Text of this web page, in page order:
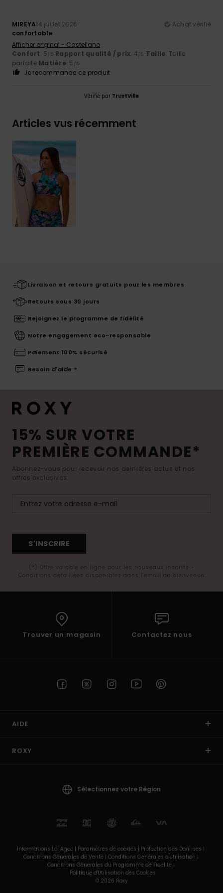
MIREYA14 juillet 2026
Achat vérifié
confortable
Afficher original - Castellano
Confort: 5/5 Rapport qualité / prix: 4/5 Taille: Taille
parfaite Matière: 5 /5
Je recommande ce produit
Vérifié par TrustVille
Articles vus récemment
Livraison et retours gratuits pour les membres
Retours sous 30 jours
Rejoignez le programme de fidélité
Notre engagement eco-responsable
Paiement 100% sécurisé
Besoin d'aide ?
15% SUR VOTRE
PREMIÈRE COMMANDE*
Abonnez-vous pour recevoir nos dernières actus et nos
offres exclusives.
S'INSCRIRE
(*) Offre valable en ligne pour les nouveaux inscrits -
Conditions détaillées disponibles dans l'email de bienvenue
Trouver un magasin Contactez nous
AIDE
ROXY
Sélectionnez votre Région
Informations Loi Agec | Paramètres de cookies | Protection des Données |
Conditions Générales de Vente | Conditions Générales d'Utilisation |
Conditions Générales du Programme de Fidélité |
Politique d'Utilisation des Cookies
© 2026 Roxy